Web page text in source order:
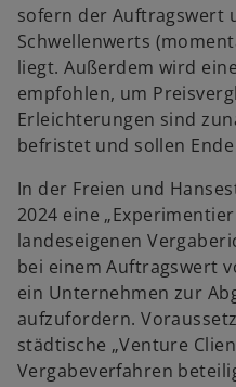
sofern der Auftragswert
Schwellenwerts
liegt. Außerdem wird
empfohlen, um
Erleichterungen sind
befristet und sollen
In der Freien und
2024 eine
landeseigenen
bei einem Auftragswert
ein Unternehmen zur
aufzufordern.
städtische „Venture
Vergabeverfahren